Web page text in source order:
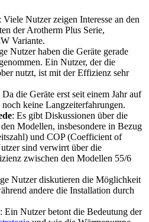
: Viele Nutzer zeigen Interesse an den
der Arotherm Plus Serie,
Variante.
Nutzer haben die Geräte gerade
Ein Nutzer, der die
nutzt, ist mit der Effizienz sehr
Da die Geräte erst seit einem Jahr auf
keine Langzeiterfahrungen.
: Es gibt Diskussionen über die
Modellen, insbesondere in Bezug
und COP (Coefficient of
sind verwirrt über die
zwischen den Modellen 55/6
Nutzer diskutieren die Möglichkeit
andere die Installation durch
: Ein Nutzer betont die Bedeutung der